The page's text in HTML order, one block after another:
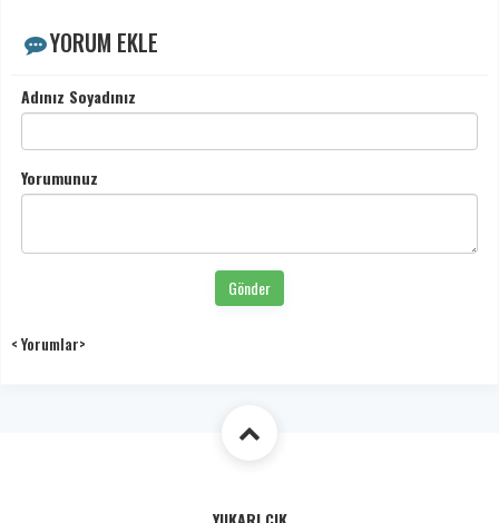
YORUM EKLE
Adınız Soyadınız
Yorumunuz
Gönder
< Yorumlar>